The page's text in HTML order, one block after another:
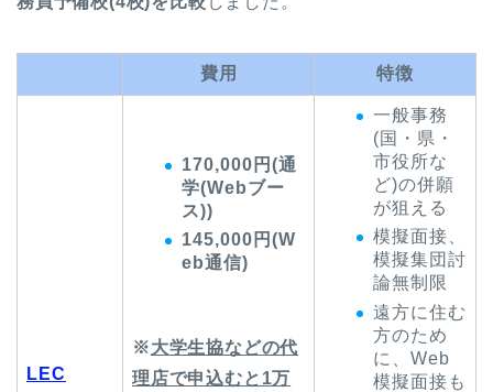
費用 特徴
LEC
170,000円(通
学(Webブー
ス))
145,000円(W
eb通信)
※大学生協などの代
理店で申込むと1万
一般事務
(国・県・
市役所な
ど)の併願
が狙える
模擬面接、
模擬集団討
論無制限
遠方に住む
方のため
に、Web
模擬面接も